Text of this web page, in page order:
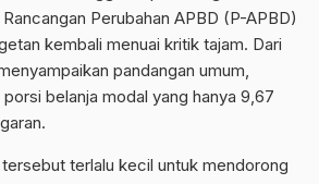
Perubahan APBD (P-APBD)
kembali menuai kritik tajam. Dari
pandangan umum,
belanja modal yang hanya 9,67
terlalu kecil untuk mendorong